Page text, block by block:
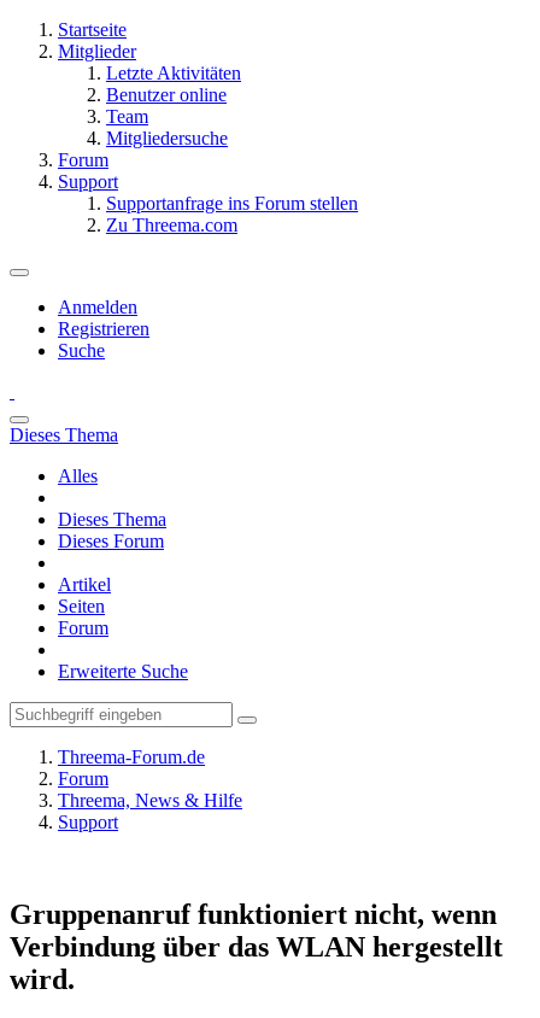
Startseite
Mitglieder
Letzte Aktivitäten
Benutzer online
Team
Mitgliedersuche
Forum
Support
Supportanfrage ins Forum stellen
Zu Threema.com
Anmelden
Registrieren
Suche
Dieses Thema
Alles
Dieses Thema
Dieses Forum
Artikel
Seiten
Forum
Erweiterte Suche
Threema-Forum.de
Forum
Threema, News & Hilfe
Support
Gruppenanruf funktioniert nicht, wenn
Verbindung über das WLAN hergestellt
wird.